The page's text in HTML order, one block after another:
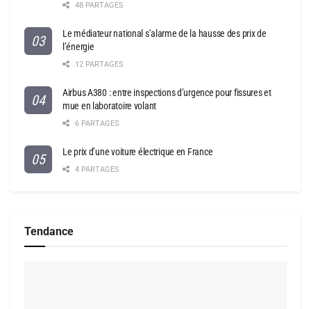
48 PARTAGES
Le médiateur national s’alarme de la hausse des prix de
l’énergie
12 PARTAGES
Airbus A380 : entre inspections d’urgence pour fissures et
mue en laboratoire volant
6 PARTAGES
Le prix d’une voiture électrique en France
4 PARTAGES
Tendance